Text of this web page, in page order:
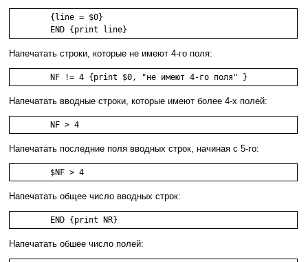
	END {print line}
Напечатать строки, которые не имеют 4-го поля:
	NF != 4 {print $0, "не имеют 4-го поля" }
Напечатать вводные строки, которые имеют более 4-х полей:
	NF > 4
Напечатать последние поля вводных строк, начиная с 5-го:
	$NF > 4
Напечатать общее число вводных строк:
	END {print NR}
Напечатать обшее число полей: